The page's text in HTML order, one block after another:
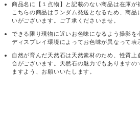
商品名に【１点物】と記載のない商品は在庫が
こちらの商品はランダム発送となるため、商
いがございます。ご了承くださいませ。
できる限り現物に近いお色味になるよう撮影
ディスプレイ環境によってお色味が異なって表
自然が育んだ天然石は天然素材のため、性質
合がございます。天然石の魅力でもありますの
ますよう、お願いいたします。